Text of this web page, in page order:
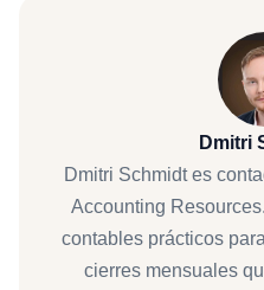
Dmitri
Dmitri Schmidt es
Accounting
contables prácticos
cierres mensuales